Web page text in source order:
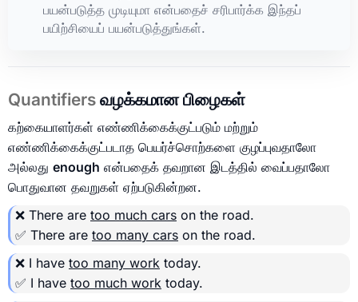
பயன்படுத்த முடியுமா என்பதைச் சரிபார்க்க இந்தப்
பயிற்சியைப் பயன்படுத்துங்கள்.
Quantifiers வழக்கமான பிழைகள்
கற்கையாளர்கள் எண்ணிக்கைக்குட்படும் மற்றும்
எண்ணிக்கைக்குட்படாத பெயர்ச்சொற்களை குழப்புவதாலோ
அல்லது enough என்பதைக் தவறான இடத்தில் வைப்பதாலோ
பொதுவான தவறுகள் ஏற்படுகின்றன.
❌ There are too much cars on the road.
✅ There are too many cars on the road.
❌ I have too many work today.
✅ I have too much work today.